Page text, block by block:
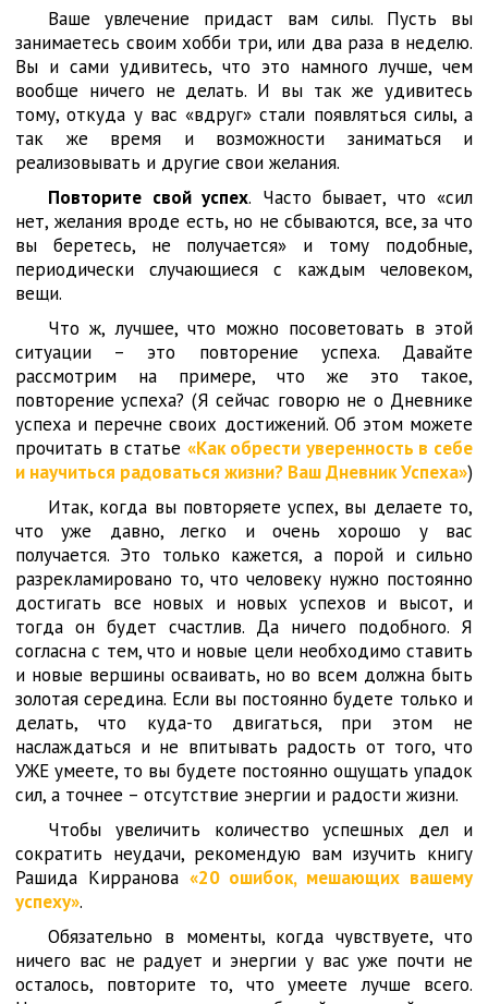
Ваше увлечение придаст вам силы. Пусть вы
занимаетесь своим хобби три, или два раза в неделю.
Вы и сами удивитесь, что это намного лучше, чем
вообще ничего не делать. И вы так же удивитесь
тому, откуда у вас «вдруг» стали появляться силы, а
так же время и возможности заниматься и
реализовывать и другие свои желания.
Повторите свой успех. Часто бывает, что «сил
нет, желания вроде есть, но не сбываются, все, за что
вы беретесь, не получается» и тому подобные,
периодически случающиеся с каждым человеком,
вещи.
Что ж, лучшее, что можно посоветовать в этой
ситуации – это повторение успеха. Давайте
рассмотрим на примере, что же это такое,
повторение успеха? (Я сейчас говорю не о Дневнике
успеха и перечне своих достижений. Об этом можете
прочитать в статье «Как обрести уверенность в себе
и научиться радоваться жизни? Ваш Дневник Успеха»)
Итак, когда вы повторяете успех, вы делаете то,
что уже давно, легко и очень хорошо у вас
получается. Это только кажется, а порой и сильно
разрекламировано то, что человеку нужно постоянно
достигать все новых и новых успехов и высот, и
тогда он будет счастлив. Да ничего подобного. Я
согласна с тем, что и новые цели необходимо ставить
и новые вершины осваивать, но во всем должна быть
золотая середина. Если вы постоянно будете только и
делать, что куда-то двигаться, при этом не
наслаждаться и не впитывать радость от того, что
УЖЕ умеете, то вы будете постоянно ощущать упадок
сил, а точнее – отсутствие энергии и радости жизни.
Чтобы увеличить количество успешных дел и
сократить неудачи, рекомендую вам изучить книгу
Рашида Кирранова «20 ошибок, мешающих вашему
успеху».
Обязательно в моменты, когда чувствуете, что
ничего вас не радует и энергии у вас уже почти не
осталось, повторите то, что умеете лучше всего.